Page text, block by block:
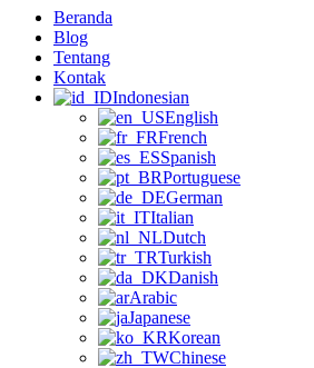
Beranda
Blog
Tentang
Kontak
Indonesian
English
French
Spanish
Portuguese
German
Italian
Dutch
Turkish
Danish
Arabic
Japanese
Korean
Chinese